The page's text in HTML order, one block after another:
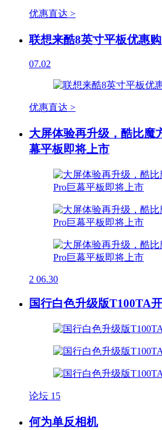
优惠直达 >
联想来酷8英寸平板优惠
07.02
优惠直达 >
大屏体验再升级，酷比魔
幕平板即将上市
2 06.30
国行白色升级版T100TA
论坛 15
何为单反相机